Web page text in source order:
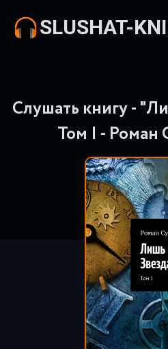
Слушать книгу -
Том I - Роман